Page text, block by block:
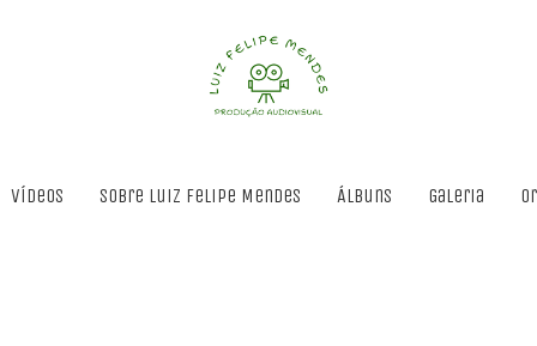
Vídeos Sobre Luiz Felipe Mendes Álbuns Galeria